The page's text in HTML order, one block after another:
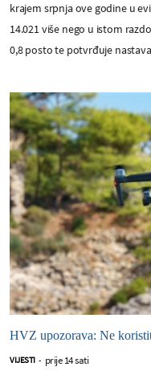
krajem srpnja ove godine u
14.021 više nego u istom
0,8 posto te potvrđuje
HVZ upozorava: Ne
VIJESTI - prije 14 sati